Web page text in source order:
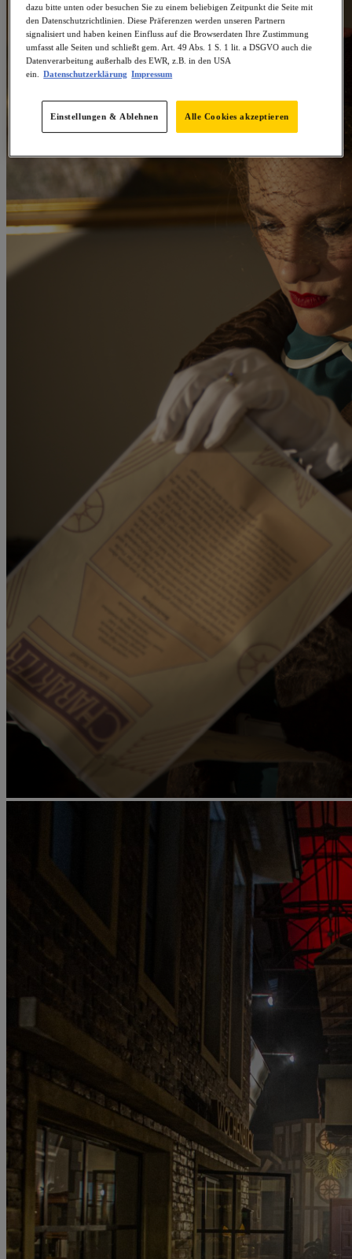
dazu bitte unten oder besuchen Sie zu einem beliebigen Zeitpunkt die Seite mit
den Datenschutzrichtlinien. Diese Präferenzen werden unseren Partnern
signalisiert und haben keinen Einfluss auf die Browserdaten Ihre Zustimmung
umfasst alle Seiten und schließt gem. Art. 49 Abs. 1 S. 1 lit. a DSGVO auch die
Datenverarbeitung außerhalb des EWR, z.B. in den USA
ein.
Datenschutzerklärung Impressum
Einstellungen & Ablehnen Alle Cookies akzeptieren